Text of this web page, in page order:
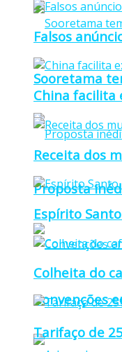
Sooretama
Proposta
Convenções
Falsos
China facilita
Receita dos
Espírito
Colheita do
Tarifaço de